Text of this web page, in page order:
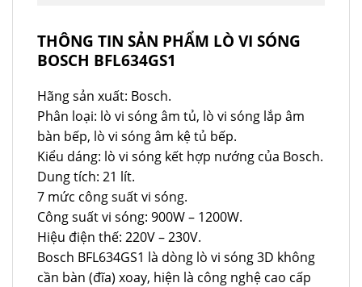
THÔNG TIN SẢN PHẨM LÒ VI SÓNG
BOSCH BFL634GS1
Hãng sản xuất: Bosch.
Phân loại: lò vi sóng âm tủ, lò vi sóng lắp âm
bàn bếp, lò vi sóng âm kệ tủ bếp.
Kiểu dáng: lò vi sóng kết hợp nướng của Bosch.
Dung tích: 21 lít.
7 mức công suất vi sóng.
Công suất vi sóng: 900W – 1200W.
Hiệu điện thế: 220V – 230V.
Bosch BFL634GS1 là dòng lò vi sóng 3D không
cần bàn (đĩa) xoay, hiện là công nghệ cao cấp